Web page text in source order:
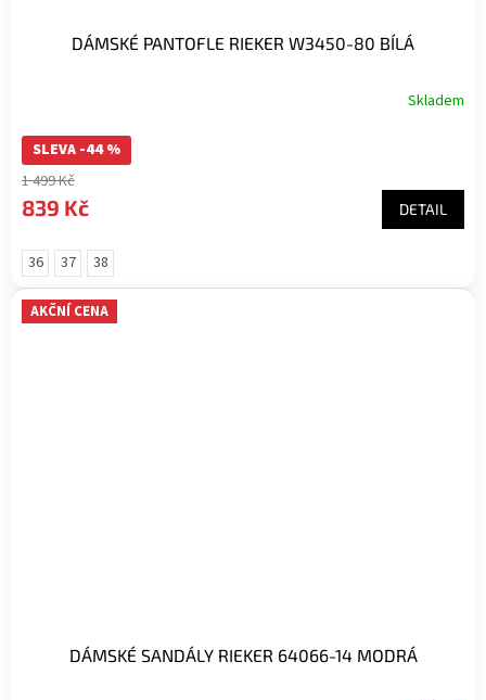
DÁMSKÉ PANTOFLE RIEKER W3450-80 BÍLÁ
Skladem
SLEVA -44 %
1 499 Kč
839 Kč DETAIL
36 37 38
AKČNÍ CENA
DÁMSKÉ SANDÁLY RIEKER 64066-14 MODRÁ